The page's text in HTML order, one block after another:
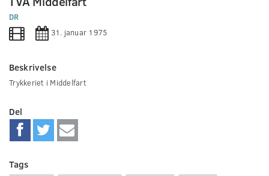
of
0
seconds
DR
31. januar 1975
Beskrivelse
Trykkeriet i Middelfart
Del
Tags